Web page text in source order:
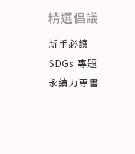
精選倡議
新手必讀
SDGs 專題
永續力專書